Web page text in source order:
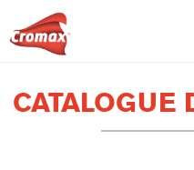
CATALOGUE